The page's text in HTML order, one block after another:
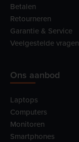
Betalen
Retourneren
Garantie & Service
Veelgestelde vragen
Ons aanbod
Laptops
Computers
Monitoren
Smartphones